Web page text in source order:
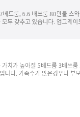
드룸, 6.6 배쓰룸 80만불 스
두 갖추고 있습니다. 업그레
치가 높아질 5베드룸 3배쓰
니다. 가족수가 많은경우나 부